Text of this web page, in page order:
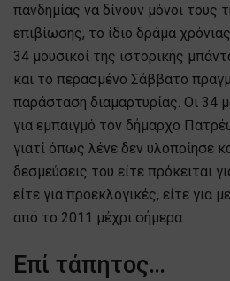
πανδημίας να δίνουν μόνοι τους
επιβίωσης, το ίδιο δράμα
34 μουσικοί της ιστορικής
και το περασμένο Σάββατο
παράσταση διαμαρτυρίας. Οι 34
για εμπαιγμό τον δήμαρχο
γιατί όπως λένε δεν υλοποίησε
δεσμεύσεις του είτε πρόκειται
είτε για προεκλογικές, είτε για
από το 2011 μέχρι σήμερα.
Επί τάπητος…